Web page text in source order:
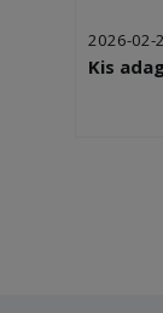
2026-02-
Kis